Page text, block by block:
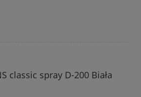
classic spray D-200 Biała